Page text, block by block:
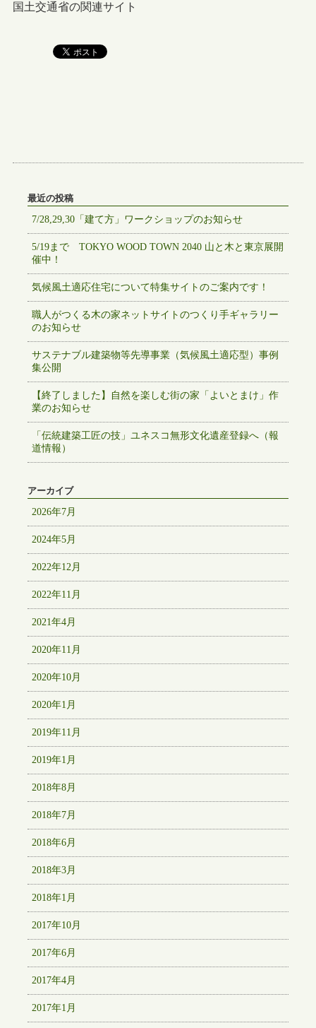
国土交通省の関連サイト
最近の投稿
7/28,29,30「建て方」ワークショップのお知らせ
5/19まで TOKYO WOOD TOWN 2040 山と木と東京展開
催中！
気候風土適応住宅について特集サイトのご案内です！
職人がつくる木の家ネットサイトのつくり手ギャラリー
のお知らせ
サステナブル建築物等先導事業（気候風土適応型）事例
集公開
【終了しました】自然を楽しむ街の家「よいとまけ」作
業のお知らせ
「伝統建築工匠の技」ユネスコ無形文化遺産登録へ（報
道情報）
アーカイブ
2026年7月
2024年5月
2022年12月
2022年11月
2021年4月
2020年11月
2020年10月
2020年1月
2019年11月
2019年1月
2018年8月
2018年7月
2018年6月
2018年3月
2018年1月
2017年10月
2017年6月
2017年4月
2017年1月